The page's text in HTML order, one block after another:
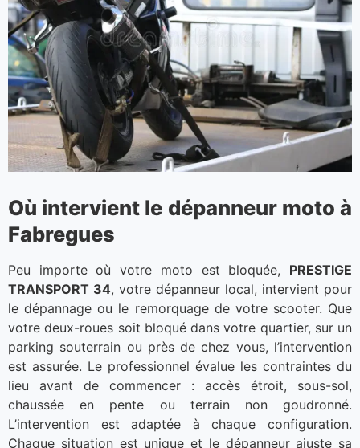
Où intervient le dépanneur moto à
Fabregues
Peu importe où votre moto est bloquée, PRESTIGE
TRANSPORT 34, votre dépanneur local, intervient pour
le dépannage ou le remorquage de votre scooter. Que
votre deux-roues soit bloqué dans votre quartier, sur un
parking souterrain ou près de chez vous, l’intervention
est assurée. Le professionnel évalue les contraintes du
lieu avant de commencer : accès étroit, sous-sol,
chaussée en pente ou terrain non goudronné.
L’intervention est adaptée à chaque configuration.
Chaque situation est unique et le dépanneur ajuste sa